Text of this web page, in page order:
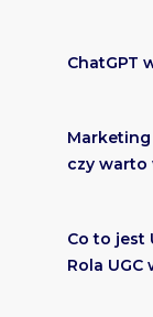
ChatGPT
czy warto
Co to jest
Rola